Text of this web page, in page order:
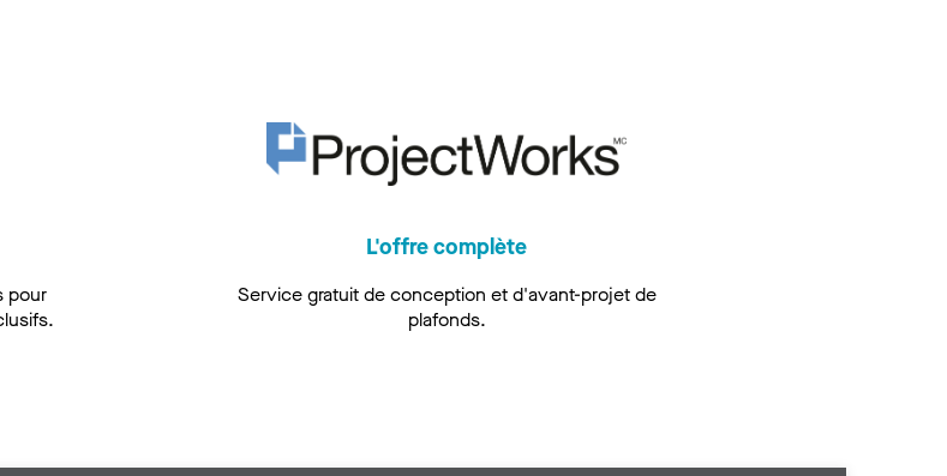
pour
L'offre complète
Service gratuit de conception et d'avant-projet de
plafonds.